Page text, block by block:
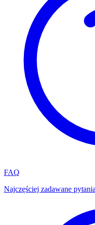
FAQ
Najczęściej zadawane pytania